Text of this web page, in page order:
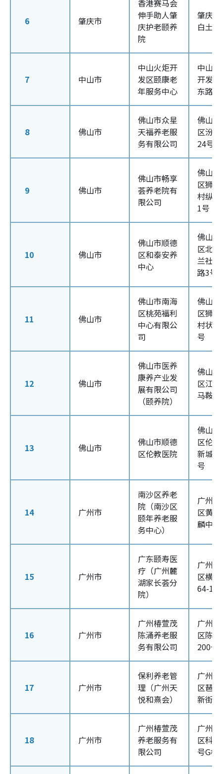
6 肇庆市
香港赛马会
伸手助人肇
庆护老颐养
院
肇庆
白土
7 中山市
中山火炬开
发区颐康老
年服务中心
中山
开发
东路
8 佛山市
佛山市众星
天福养老服
务有限公司
佛山
区汾
24号
9 佛山市
佛山市畅享
荟养老院有
限公司
佛山
区狮
村纵
1号
10 佛山市
佛山市顺德
区和泰安养
中心
佛山
区北
兰社
路3号
11 佛山市
佛山市南海
区桃苑福利
中心有限公
司
佛山
区狮
村状
号
12 佛山市
佛山市医养
康养产业发
展有限公司
（颐养院）
佛山
区江
马鞍
13 佛山市
佛山市顺德
区伦教医院
佛山
区伦
新城
号
14 广州市
南沙区养老
院（南沙区
颐年养老服
务中心）
广州
区黄
麟中
15 广州市
广东颐寿医
疗（广州麓
湖家长荟分
院）
广州
区横
64-1号
16 广州市
广州椿萱茂
陈涌养老服
务有限公司
广州
区陈
200号
17 广州市
保利养老管
理（广州天
悦和熹会）
广州
区琶
新街6
18 广州市
广州椿萱茂
养老服务有
限公司
广州
区科
号G栋